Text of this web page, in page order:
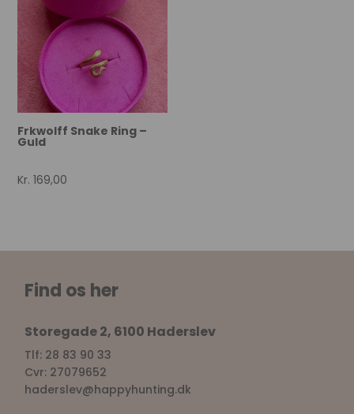
Frkwolff Snake Ring –
Guld
Kr. 169,00
Find os her
Storegade 2, 6100 Haderslev
Tlf: 28 83 90 33
Cvr: 27079652
haderslev@happyhunting.dk